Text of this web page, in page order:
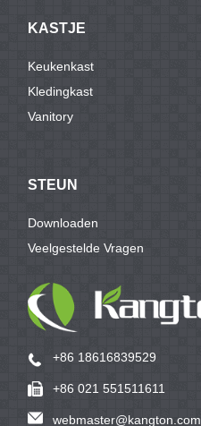
KASTJE
Keukenkast
Kledingkast
Vanitory
STEUN
Downloaden
Veelgestelde Vragen
+86 18616839529
+86 021 551511611
webmaster@kangton.com